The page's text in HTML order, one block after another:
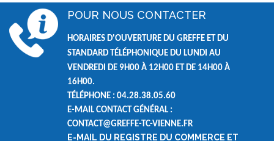
POUR NOUS CONTACTER
HORAIRES D'OUVERTURE DU GREFFE ET DU
STANDARD TÉLÉPHONIQUE DU LUNDI AU
VENDREDI DE 9H00 À 12H00 ET DE 14H00 À
16H00.
TÉLÉPHONE : 04.28.38.05.60
E-MAIL CONTACT GÉNÉRAL :
CONTACT@GREFFE-TC-VIENNE.FR
E-MAIL DU REGISTRE DU COMMERCE ET